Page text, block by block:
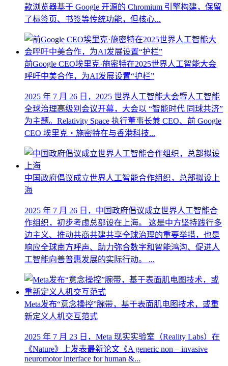
款浏览器基于 Google 开源的 Chromium 引擎构建，保留
了标签页、书签等传统功能，但核心...
前Google CEO埃里克·施密特在2025世界人工智能大会
呼吁中美合作，为AI发展设置“护栏”
2025 年 7 月 26 日，2025 世界人工智能大会暨人工智能
全球治理高级别会议开幕，大会以 “智能时代 同球共济”
为主题。Relativity Space 执行董事长兼 CEO、前 Google
CEO 埃里克・施密特在与香港科技...
中国政府倡议成立世界人工智能合作组织，总部拟设上
海
2025 年 7 月 26 日，中国政府倡议成立世界人工智能合
作组织，初步考虑总部设在上海。 这是中方坚持践行多
边主义、推动共商共建共享全球治理的重要举措，也是
响应全球南方呼声、助力弥合数字和智能鸿沟、促进人
工智能向善普惠发展的实际行动。 ...
Meta发布“意念操控”腕带，基于表面肌电图技术，或重
新定义人机交互范式
2025 年 7 月 23 日，Meta 现实实验室（Reality Labs）在
《Nature》上发表最新论文《A generic non – invasive
neuromotor interface for human &...